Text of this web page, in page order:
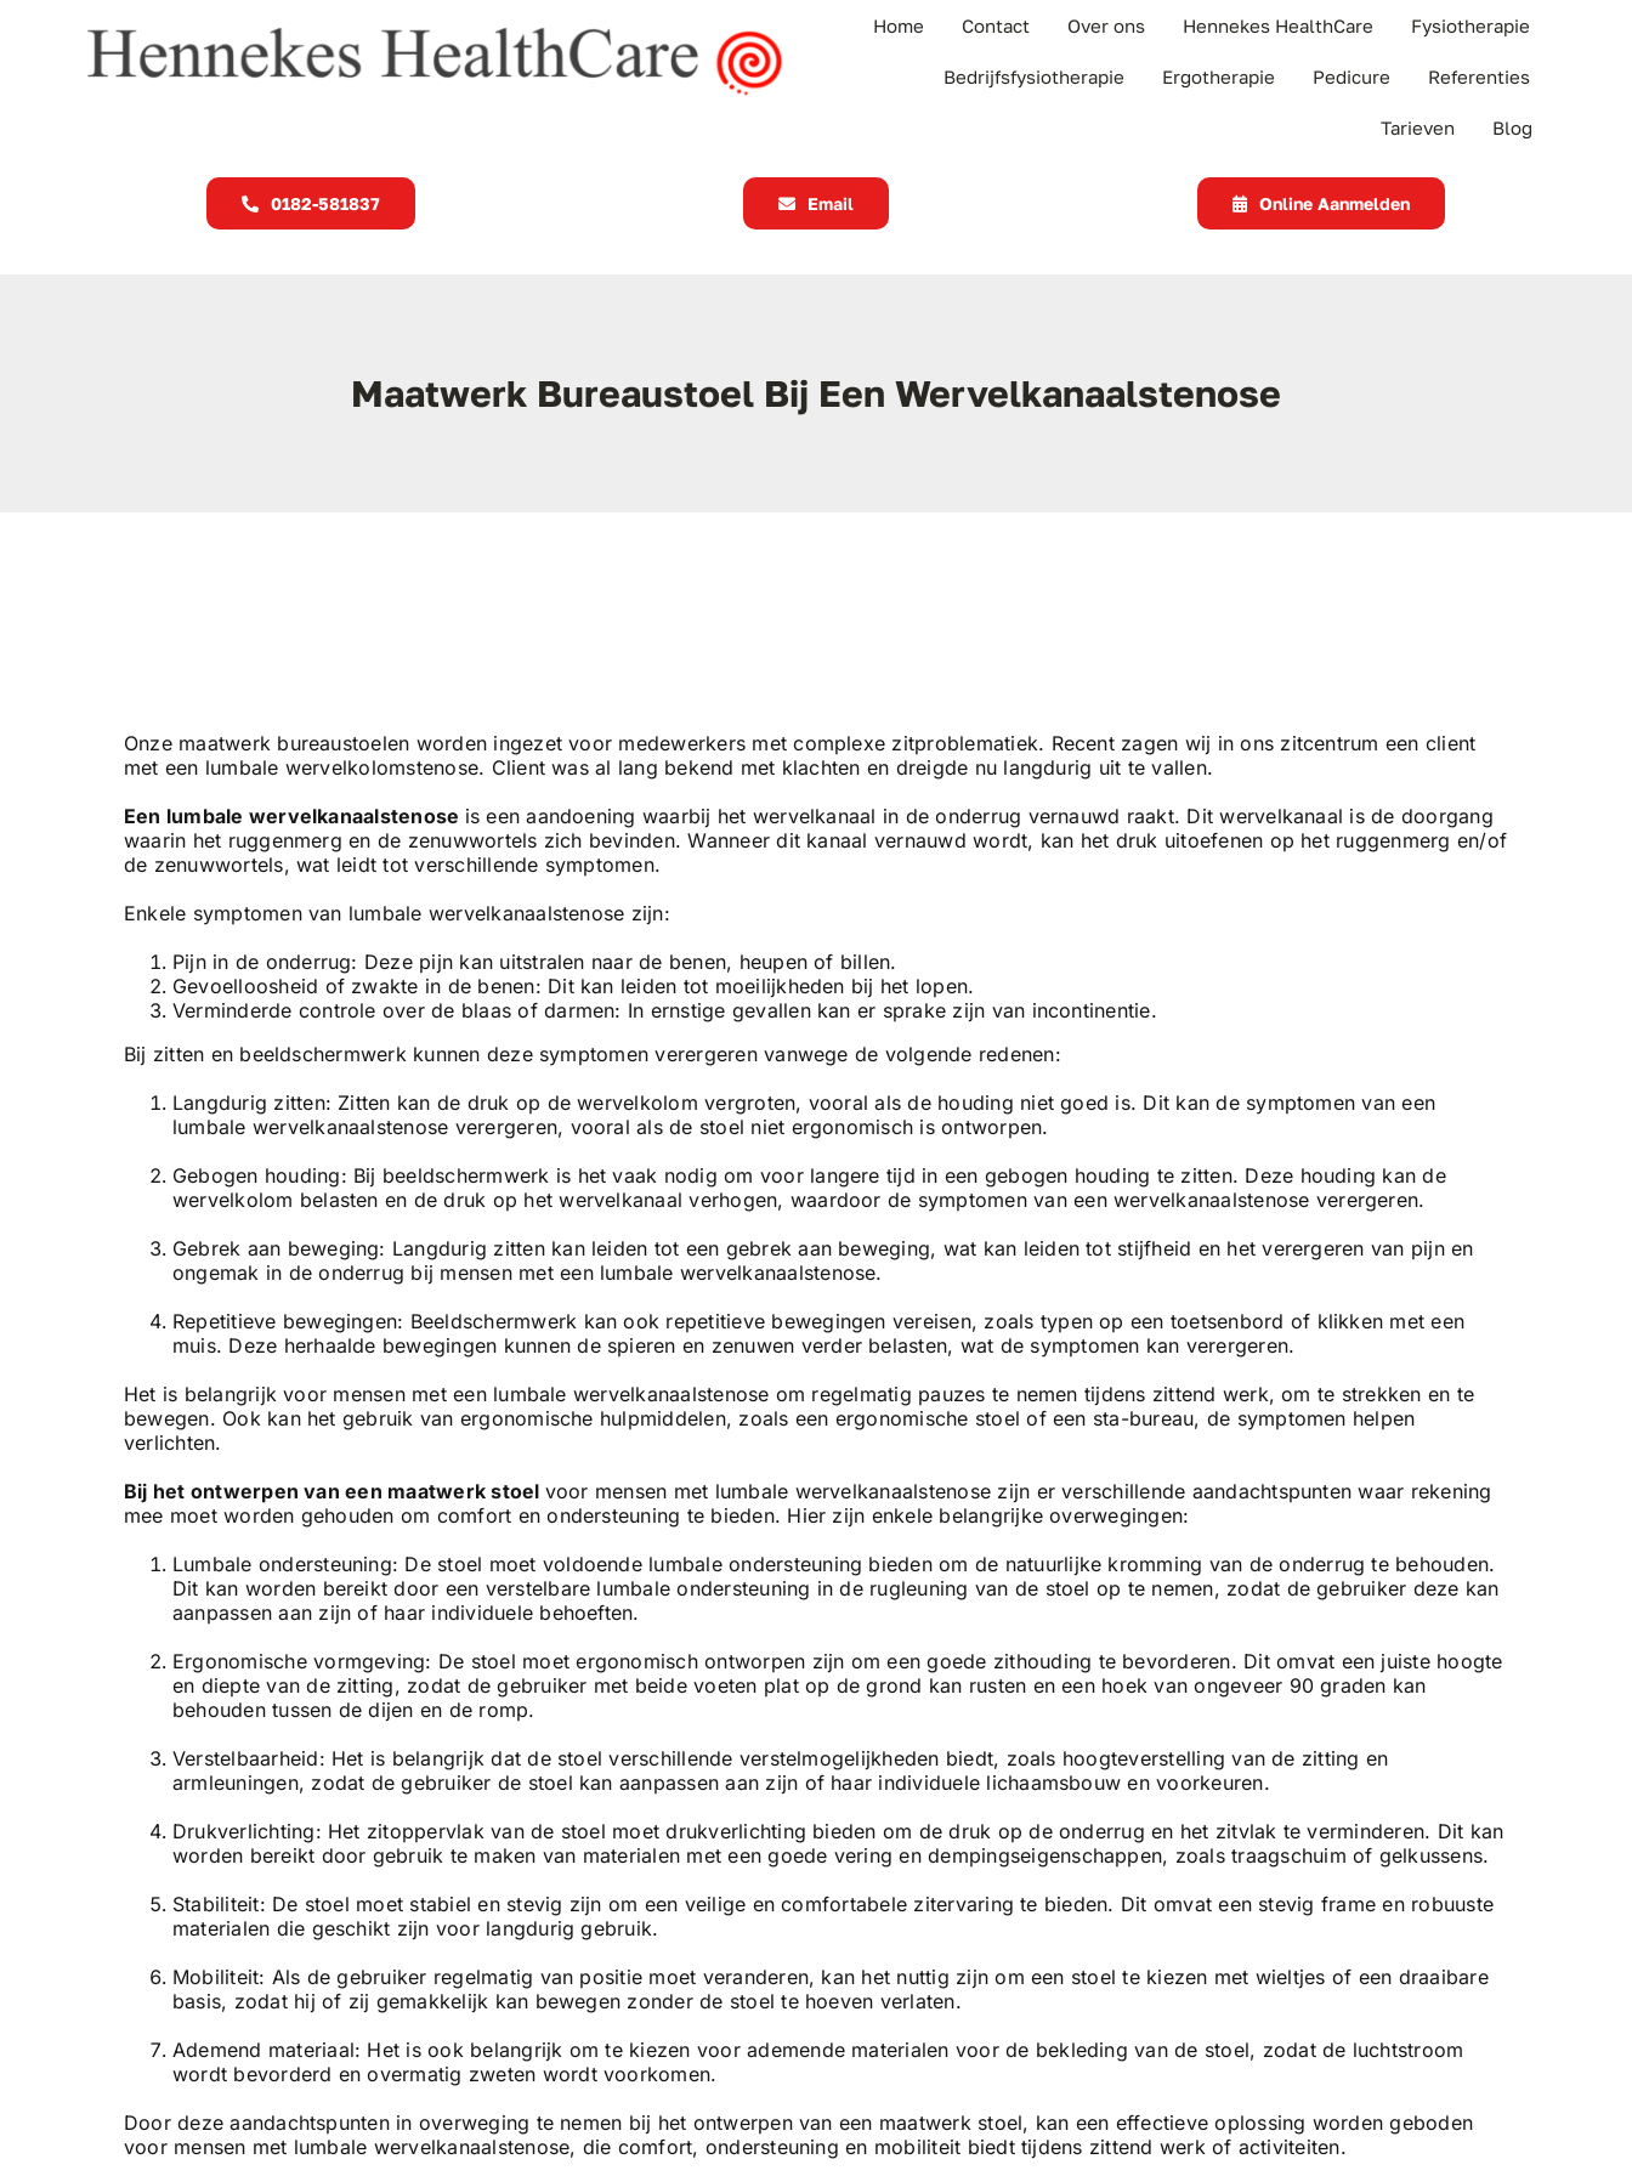
Home Contact Over ons Hennekes HealthCare Fysiotherapie
Bedrijfsfysiotherapie Ergotherapie Pedicure Referenties
Tarieven Blog
0182-581837 Email Online Aanmelden
Maatwerk Bureaustoel Bij Een Wervelkanaalstenose
Onze maatwerk bureaustoelen worden ingezet voor medewerkers met complexe zitproblematiek. Recent zagen wij in ons zitcentrum een client
met een lumbale wervelkolomstenose. Client was al lang bekend met klachten en dreigde nu langdurig uit te vallen.
Een lumbale wervelkanaalstenose is een aandoening waarbij het wervelkanaal in de onderrug vernauwd raakt. Dit wervelkanaal is de doorgang
waarin het ruggenmerg en de zenuwwortels zich bevinden. Wanneer dit kanaal vernauwd wordt, kan het druk uitoefenen op het ruggenmerg en/of
de zenuwwortels, wat leidt tot verschillende symptomen.
Enkele symptomen van lumbale wervelkanaalstenose zijn:
Pijn in de onderrug: Deze pijn kan uitstralen naar de benen, heupen of billen.
Gevoelloosheid of zwakte in de benen: Dit kan leiden tot moeilijkheden bij het lopen.
Verminderde controle over de blaas of darmen: In ernstige gevallen kan er sprake zijn van incontinentie.
Bij zitten en beeldschermwerk kunnen deze symptomen verergeren vanwege de volgende redenen:
Langdurig zitten: Zitten kan de druk op de wervelkolom vergroten, vooral als de houding niet goed is. Dit kan de symptomen van een
lumbale wervelkanaalstenose verergeren, vooral als de stoel niet ergonomisch is ontworpen.
Gebogen houding: Bij beeldschermwerk is het vaak nodig om voor langere tijd in een gebogen houding te zitten. Deze houding kan de
wervelkolom belasten en de druk op het wervelkanaal verhogen, waardoor de symptomen van een wervelkanaalstenose verergeren.
Gebrek aan beweging: Langdurig zitten kan leiden tot een gebrek aan beweging, wat kan leiden tot stijfheid en het verergeren van pijn en
ongemak in de onderrug bij mensen met een lumbale wervelkanaalstenose.
Repetitieve bewegingen: Beeldschermwerk kan ook repetitieve bewegingen vereisen, zoals typen op een toetsenbord of klikken met een
muis. Deze herhaalde bewegingen kunnen de spieren en zenuwen verder belasten, wat de symptomen kan verergeren.
Het is belangrijk voor mensen met een lumbale wervelkanaalstenose om regelmatig pauzes te nemen tijdens zittend werk, om te strekken en te
bewegen. Ook kan het gebruik van ergonomische hulpmiddelen, zoals een ergonomische stoel of een sta-bureau, de symptomen helpen
verlichten.
Bij het ontwerpen van een maatwerk stoel voor mensen met lumbale wervelkanaalstenose zijn er verschillende aandachtspunten waar rekening
mee moet worden gehouden om comfort en ondersteuning te bieden. Hier zijn enkele belangrijke overwegingen:
Lumbale ondersteuning: De stoel moet voldoende lumbale ondersteuning bieden om de natuurlijke kromming van de onderrug te behouden.
Dit kan worden bereikt door een verstelbare lumbale ondersteuning in de rugleuning van de stoel op te nemen, zodat de gebruiker deze kan
aanpassen aan zijn of haar individuele behoeften.
Ergonomische vormgeving: De stoel moet ergonomisch ontworpen zijn om een goede zithouding te bevorderen. Dit omvat een juiste hoogte
en diepte van de zitting, zodat de gebruiker met beide voeten plat op de grond kan rusten en een hoek van ongeveer 90 graden kan
behouden tussen de dijen en de romp.
Verstelbaarheid: Het is belangrijk dat de stoel verschillende verstelmogelijkheden biedt, zoals hoogteverstelling van de zitting en
armleuningen, zodat de gebruiker de stoel kan aanpassen aan zijn of haar individuele lichaamsbouw en voorkeuren.
Drukverlichting: Het zitoppervlak van de stoel moet drukverlichting bieden om de druk op de onderrug en het zitvlak te verminderen. Dit kan
worden bereikt door gebruik te maken van materialen met een goede vering en dempingseigenschappen, zoals traagschuim of gelkussens.
Stabiliteit: De stoel moet stabiel en stevig zijn om een veilige en comfortabele zitervaring te bieden. Dit omvat een stevig frame en robuuste
materialen die geschikt zijn voor langdurig gebruik.
Mobiliteit: Als de gebruiker regelmatig van positie moet veranderen, kan het nuttig zijn om een stoel te kiezen met wieltjes of een draaibare
basis, zodat hij of zij gemakkelijk kan bewegen zonder de stoel te hoeven verlaten.
Ademend materiaal: Het is ook belangrijk om te kiezen voor ademende materialen voor de bekleding van de stoel, zodat de luchtstroom
wordt bevorderd en overmatig zweten wordt voorkomen.
Door deze aandachtspunten in overweging te nemen bij het ontwerpen van een maatwerk stoel, kan een effectieve oplossing worden geboden
voor mensen met lumbale wervelkanaalstenose, die comfort, ondersteuning en mobiliteit biedt tijdens zittend werk of activiteiten.